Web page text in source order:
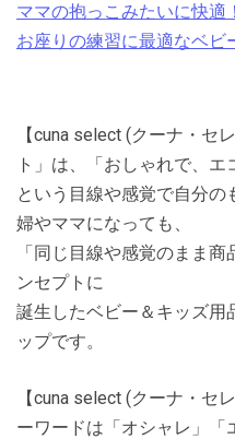
ママの抱っこみたいに快適！
お座りの練習に最適なベビ
【cuna select (クーナ・セ
ト」は、「おしゃれで、エ
という目線や感覚で自分
婦やママになっても、
「同じ目線や感覚のまま
ンセプトに
誕生したベビー＆キッズ用
ップです。
【cuna select (クーナ・セ
ーワードは「オシャレ」「